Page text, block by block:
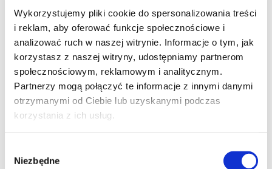
Wykorzystujemy pliki cookie do spersonalizowania treści
i reklam, aby oferować funkcje społecznościowe i
analizować ruch w naszej witrynie. Informacje o tym, jak
korzystasz z naszej witryny, udostępniamy partnerom
społecznościowym, reklamowym i analitycznym.
Partnerzy mogą połączyć te informacje z innymi danymi
otrzymanymi od Ciebie lub uzyskanymi podczas
korzystania z ich usług.
zgody
Niezbędne
37
20